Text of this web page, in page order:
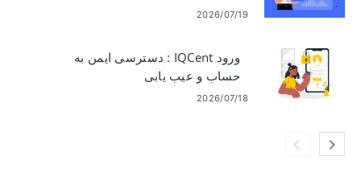
2026/07/19
ورود IQCent : دسترسی ایمن به
حساب و عیب یابی
2026/07/18